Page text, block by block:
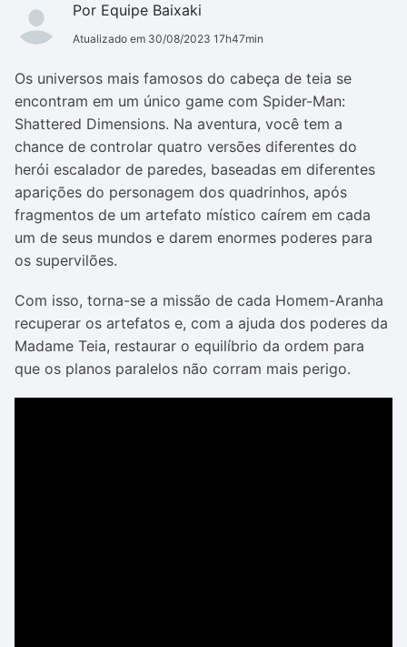
Por Equipe Baixaki
Atualizado em 30/08/2023 17h47min
Os universos mais famosos do cabeça de teia se
encontram em um único game com Spider-Man:
Shattered Dimensions. Na aventura, você tem a
chance de controlar quatro versões diferentes do
herói escalador de paredes, baseadas em diferentes
aparições do personagem dos quadrinhos, após
fragmentos de um artefato místico caírem em cada
um de seus mundos e darem enormes poderes para
os supervilões.
Com isso, torna-se a missão de cada Homem-Aranha
recuperar os artefatos e, com a ajuda dos poderes da
Madame Teia, restaurar o equilíbrio da ordem para
que os planos paralelos não corram mais perigo.